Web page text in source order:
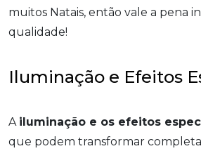
muitos Natais, então vale a pena
qualidade!
Iluminação e Efeitos
A iluminação e os efeitos
que podem transformar